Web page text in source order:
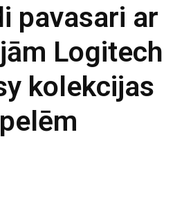
pavasari ar
Logitech
kolekcijas
pelēm